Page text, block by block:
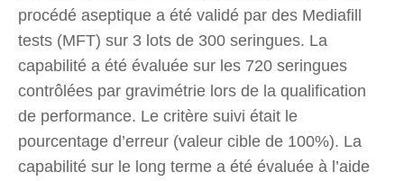
procédé aseptique a été validé par des Mediafill
tests (MFT) sur 3 lots de 300 seringues. La
capabilité a été évaluée sur les 720 seringues
contrôlées par gravimétrie lors de la qualification
de performance. Le critère suivi était le
pourcentage d’erreur (valeur cible de 100%). La
capabilité sur le long terme a été évaluée à l’aide